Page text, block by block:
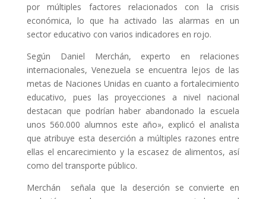
por múltiples factores relacionados con la crisis
económica, lo que ha activado las alarmas en un
sector educativo con varios indicadores en rojo.
Según Daniel Merchán, experto en relaciones
internacionales, Venezuela se encuentra lejos de las
metas de Naciones Unidas en cuanto a fortalecimiento
educativo, pues las proyecciones a nivel nacional
destacan que podrían haber abandonado la escuela
unos 560.000 alumnos este año», explicó el analista
que atribuye esta deserción a múltiples razones entre
ellas el encarecimiento y la escasez de alimentos, así
como del transporte público.
Merchán señala que la deserción se convierte en